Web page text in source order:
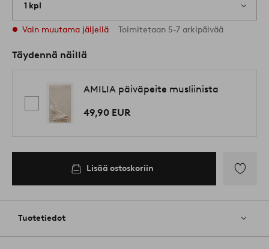
1 kpl
Vain muutama jäljellä Toimitetaan 5-7 arkipäivää
Täydennä näillä
AMILIA päiväpeite musliinista
49,90 EUR
Lisää ostoskoriin
Tuotetiedot